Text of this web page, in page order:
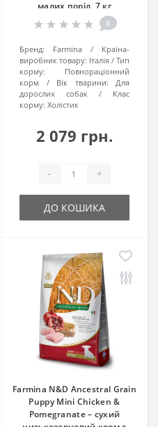
малих порід, 7 кг
0
Бренд: Farmina
Країна-
виробник товару: Італія
Тип
корму:
Повнораціонний
корм
Вік тварини:
Для
дорослих собак
Клас
корму: Холістик
2 079 грн.
- +
ДО КОШИКА
Farmina N&D Ancestral Grain
Puppy Mini Chicken &
Pomegranate – сухий